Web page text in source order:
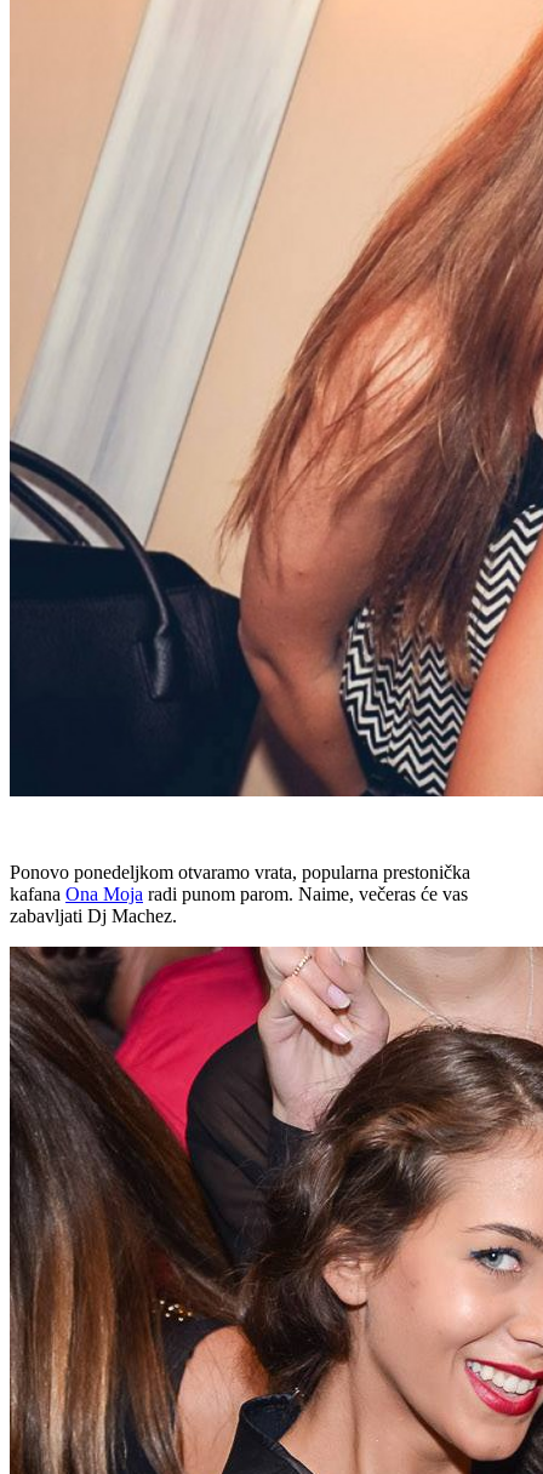
Ponovo ponedeljkom otvaramo vrata, popularna prestonička
kafana Ona Moja radi punom parom. Naime, večeras će vas
zabavljati Dj Machez.